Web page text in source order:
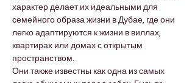
характер делает их идеальными для
семейного образа жизни в Дубае, где они
легко адаптируются к жизни в виллах,
квартирах или домах с открытым
пространством.
Они также известны как одна из самых